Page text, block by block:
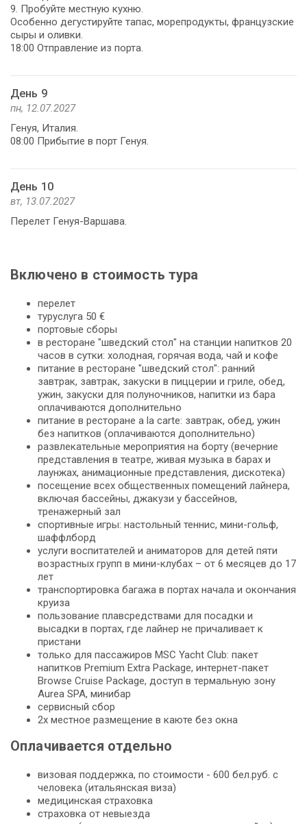
9. Пробуйте местную кухню.
Особенно дегустируйте тапас, морепродукты, французские
сыры и оливки.
18:00 Отправление из порта.
День 9
пн, 12.07.2027
Генуя, Италия.
08:00 Прибытие в порт Генуя.
День 10
вт, 13.07.2027
Перелет Генуя-Варшава.
Включено в стоимость тура
перелет
туруслуга 50 €
портовые сборы
в ресторане "шведский стол" на станции напитков 20
часов в сутки: холодная, горячая вода, чай и кофе
питание в ресторане "шведский стол": ранний
завтрак, завтрак, закуски в пиццерии и гриле, обед,
ужин, закуски для полуночников, напитки из бара
оплачиваются дополнительно
питание в ресторане a la carte: завтрак, обед, ужин
без напитков (оплачиваются дополнительно)
развлекательные мероприятия на борту (вечерние
представления в театре, живая музыка в барах и
лаунжах, анимационные представления, дискотека)
посещение всех общественных помещений лайнера,
включая бассейны, джакузи у бассейнов,
тренажерный зал
спортивные игры: настольный теннис, мини-гольф,
шаффлборд
услуги воспитателей и аниматоров для детей пяти
возрастных групп в мини-клубах – от 6 месяцев до 17
лет
транспортировка багажа в портах начала и окончания
круиза
пользование плавсредствами для посадки и
высадки в портах, где лайнер не причаливает к
пристани
только для пассажиров MSC Yacht Club: пакет
напитков Premium Extra Package, интернет-пакет
Browse Cruise Package, доступ в термальную зону
Aurea SPA, минибар
сервисный сбор
2х местное размещение в каюте без окна
Оплачивается отдельно
визовая поддержка, по стоимости - 600 бел.руб. с
человека (итальянская виза)
медицинская страховка
страховка от невыезда